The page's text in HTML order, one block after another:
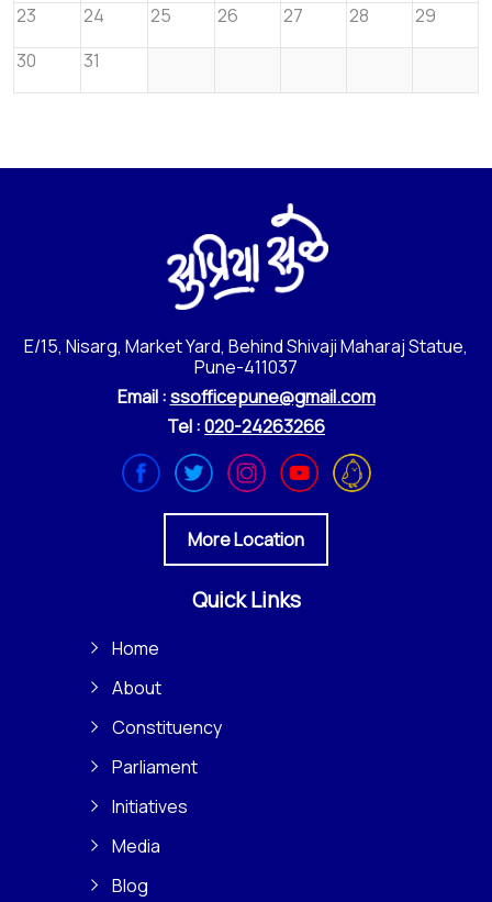
23
24 25 26 27 28
29
30
31
E/15, Nisarg, Market Yard, Behind Shivaji Maharaj Statue,
Pune-411037
Email :ssofficepune@gmail.com
Tel :020-24263266
More Location
Quick Links
Home
About
Constituency
Parliament
Initiatives
Media
Blog